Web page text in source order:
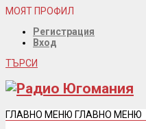
МОЯТ ПРОФИЛ
Регистрация
Вход
ТЪРСИ
ГЛАВНО МЕНЮ ГЛАВНО МЕНЮ